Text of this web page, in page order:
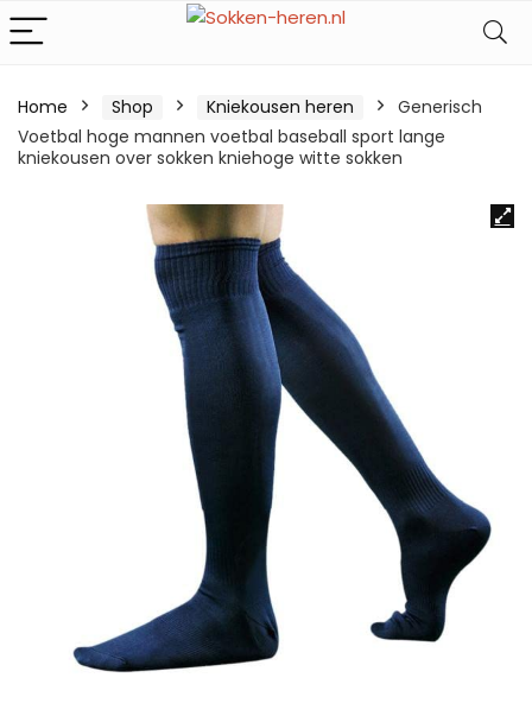
Home Shop Kniekousen heren
Generisch
Voetbal hoge mannen voetbal baseball sport lange
kniekousen over sokken kniehoge witte sokken